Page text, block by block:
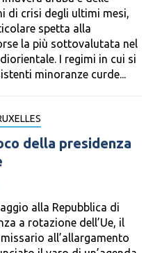
di crisi degli ultimi mesi,
spetta alla
la più sottovalutata nel
I regimi in cui si
minoranze curde...
della presidenza
alla Repubblica di
a rotazione dell’Ue, il
all’allargamento